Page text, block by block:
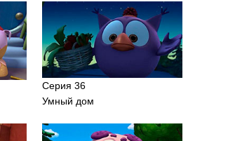
Серия 36
Умный дом